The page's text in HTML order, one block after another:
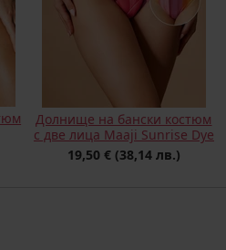
Долнище на бански костюм
с две лица Maaji Sunrise Dye
19,50 € (38,14 лв.)